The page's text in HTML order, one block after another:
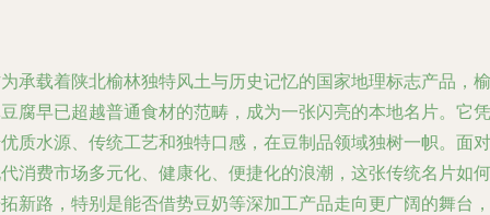
承载着陕北榆林独特风土与历史记忆的国家地理标志产品，榆
腐早已超越普通食材的范畴，成为一张闪亮的本地名片。它凭
质水源、传统工艺和独特口感，在豆制品领域独树一帜。面对
消费市场多元化、健康化、便捷化的浪潮，这张传统名片如何
新路，特别是能否借势豆奶等深加工产品走向更广阔的舞台，